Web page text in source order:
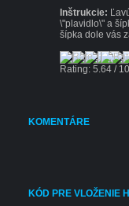
Inštrukcie:
\"plavidlo\" a
šípka dole vás
Rating: 5.64 /
KOMENTÁRE
KÓD PRE VLOŽENIE